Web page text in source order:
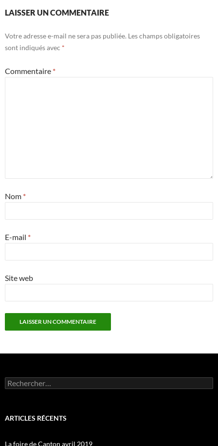
LAISSER UN COMMENTAIRE
Votre adresse e-mail ne sera pas publiée. Les champs obligatoires
sont indiqués avec *
Commentaire *
Nom *
E-mail *
Site web
Rechercher :
ARTICLES RÉCENTS
La foire de Canton avril 2019